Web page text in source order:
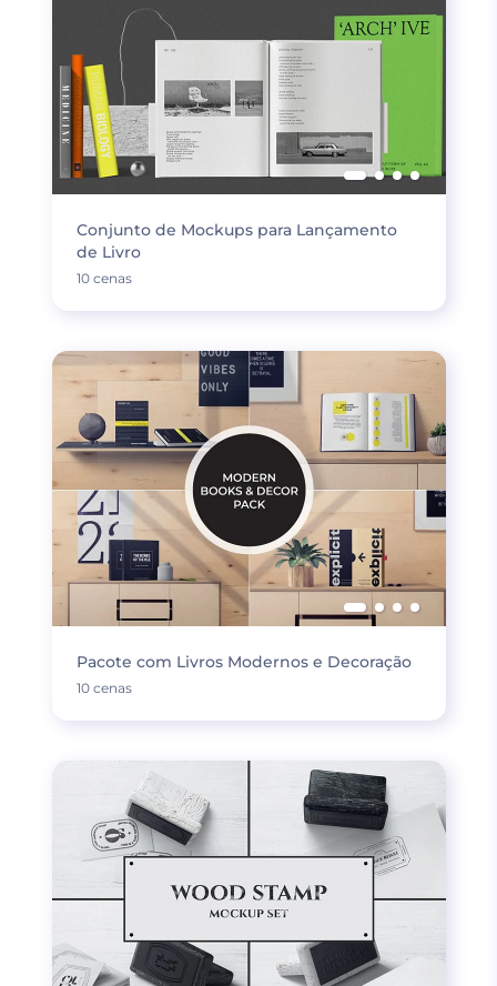
Conjunto de Mockups para Lançamento
de Livro
10 cenas
Pacote com Livros Modernos e Decoração
10 cenas